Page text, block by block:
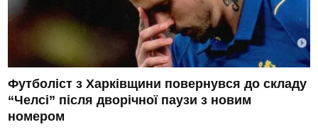
Футболіст з Харківщини повернувся до складу
“Челсі” після дворічної паузи з новим
номером